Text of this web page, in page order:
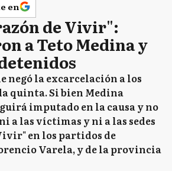
en
de Vivir":
a Teto Medina y
negó la excarcelación a los
quinta. Si bien Medina
imputado en la causa y no
a las víctimas y ni a las sedes
en los partidos de
Varela, y de la provincia